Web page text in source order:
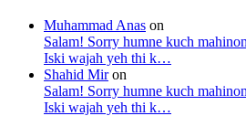
Muhammad Anas on
Salam! Sorry humne kuch
Iski wajah yeh thi k…
Shahid Miron
Salam! Sorry humne kuch
Iski wajah yeh thi k…